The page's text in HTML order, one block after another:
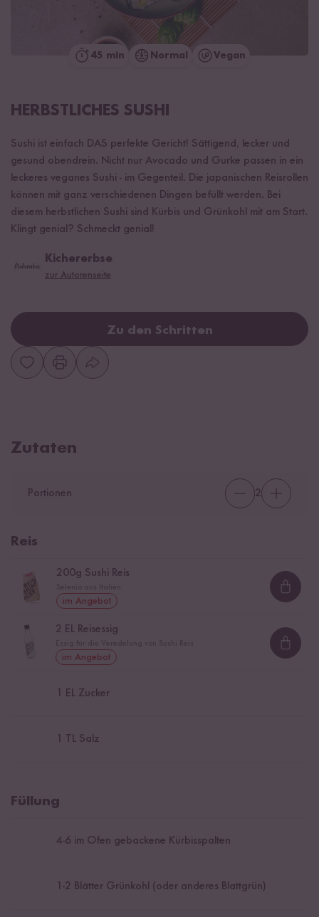
45 min Normal Vegan
HERBSTLICHES SUSHI
Sushi ist einfach DAS perfekte Gericht! Sättigend, lecker und
gesund obendrein. Nicht nur Avocado und Gurke passen in ein
leckeres veganes Sushi - im Gegenteil. Die japanischen Reisrollen
können mit ganz verschiedenen Dingen befüllt werden. Bei
diesem herbstlichen Sushi sind Kürbis und Grünkohl mit am Start.
Klingt genial? Schmeckt genial!
Kichererbse
zur Autorenseite
Zu den Schritten
Zutaten
Portionen 2
Reis
200g Sushi Reis
im Angebot
2 EL Reisessig
im Angebot
1 EL Zucker
1 TL Salz
Füllung
4-6 im Ofen gebackene Kürbisspalten
1 -2 Blätter Grünkohl (oder anderes Blattgrün)